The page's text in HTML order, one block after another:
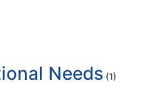
Needs (1)